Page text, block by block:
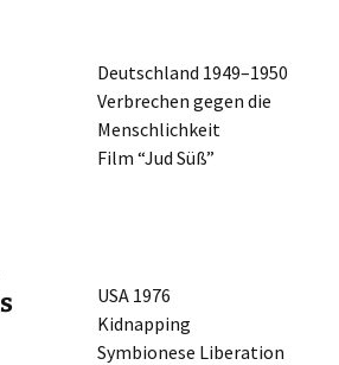
Deutsch­land 1949–1950
Verbre­chen gegen die
Menschlichkeit
Film “Jud Süß”
USA 1976
Kidnapping
Symbio­ne­se Libera­ti­on